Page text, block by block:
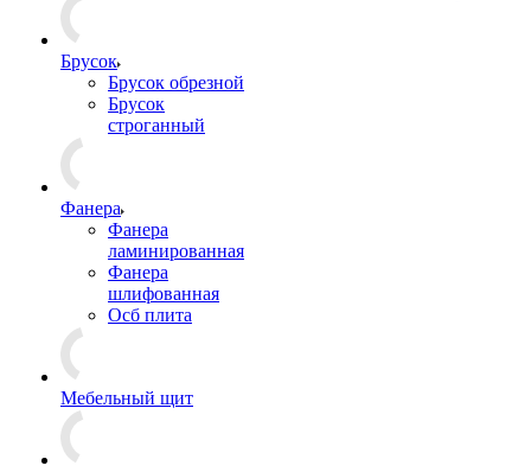
Брусок
Брусок обрезной
Брусок
строганный
Фанера
Фанера
ламинированная
Фанера
шлифованная
Осб плита
Мебельный щит